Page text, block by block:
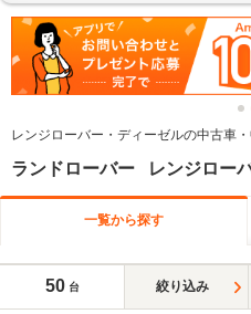
レンジローバー・ディーゼルの中古車
ランドローバー レンジロー
一覧から探す
50 台 絞り込み